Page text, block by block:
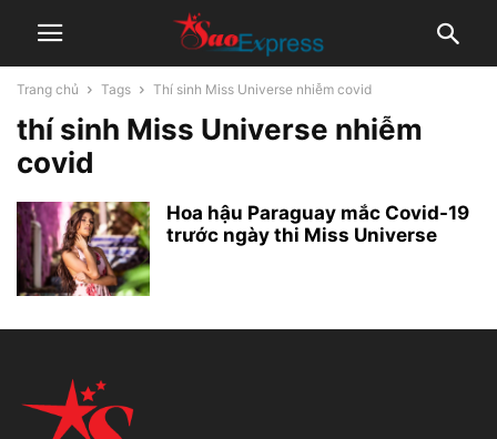
Trang chủ Tags Thí sinh Miss Universe nhiễm covid
thí sinh Miss Universe nhiễm
covid
Hoa hậu Paraguay mắc Covid-19
trước ngày thi Miss Universe